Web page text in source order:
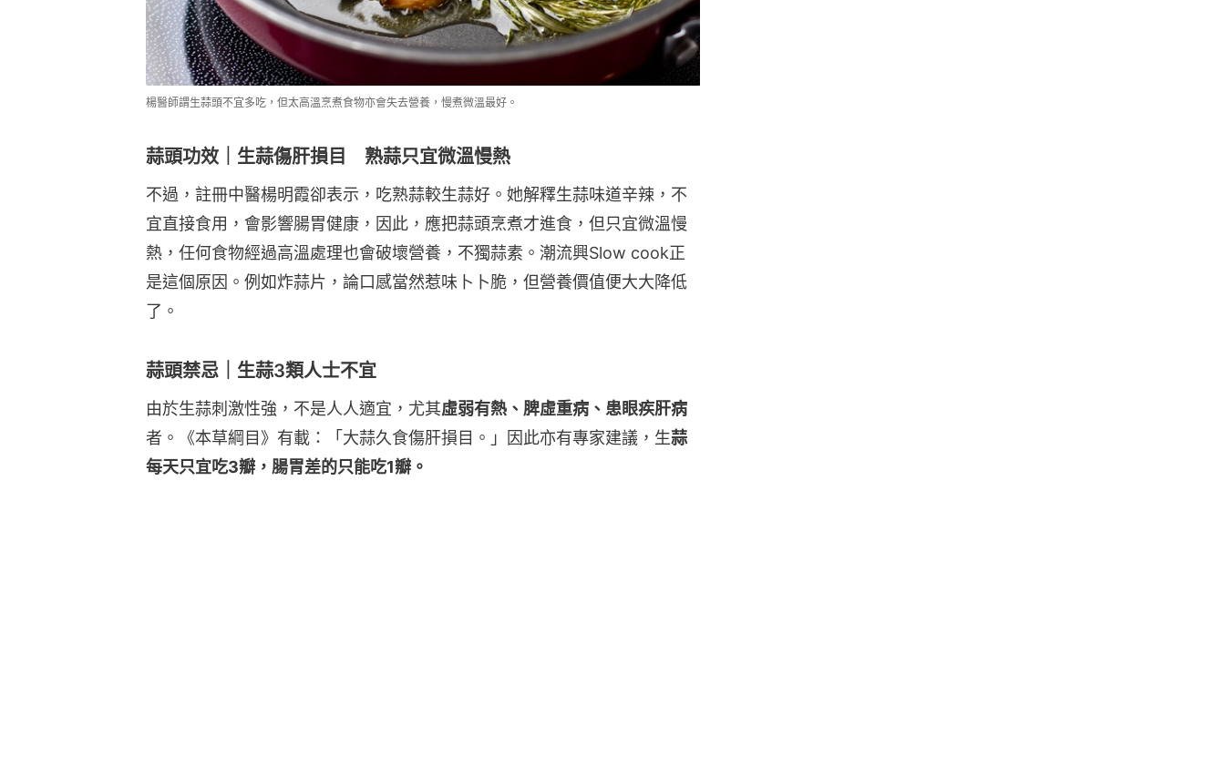
楊醫師謂生蒜頭不宜多吃，但太高溫烹煮食物亦會失去營養，慢煮微溫最好。
蒜頭功效｜生蒜傷肝損目 熟蒜只宜微溫慢熱
不過，註冊中醫楊明霞卻表示，吃熟蒜較生蒜好。她解釋生蒜味道辛辣，不
宜直接食用，會影響腸胃健康，因此，應把蒜頭烹煮才進食，但只宜微溫慢
熱，任何食物經過高溫處理也會破壞營養，不獨蒜素。潮流興Slow cook正
是這個原因。例如炸蒜片，論口感當然惹味卜卜脆，但營養價值便大大降低
了。
蒜頭禁忌｜生蒜3類人士不宜
由於生蒜刺激性強，不是人人適宜，尤其虛弱有熱、脾虛重病、患眼疾肝病
者。《本草綱目》有載：「大蒜久食傷肝損目。」因此亦有專家建議，生蒜
每天只宜吃3瓣，腸胃差的只能吃1瓣。